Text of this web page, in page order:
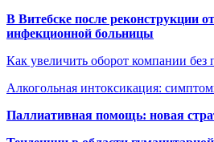
В Витебске после реконструкции
инфекционной больницы
Как увеличить оборот компании без
Алкогольная интоксикация:
Паллиативная помощь: новая